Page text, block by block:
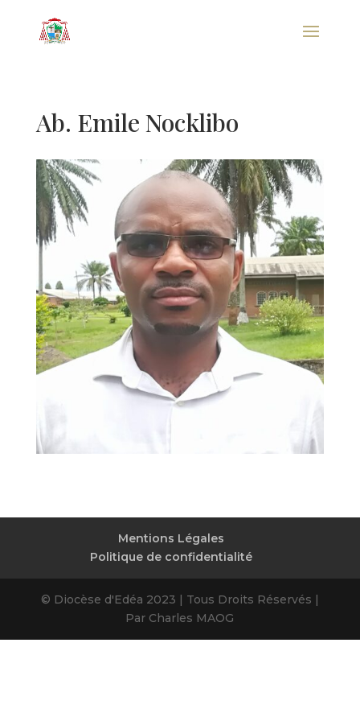
Ab. Emile Nocklibo
Mentions Légales
Politique de confidentialité
© Diocèse d'Edéa 2023 | Tous Droits Réservés |
Par Charles MAOG